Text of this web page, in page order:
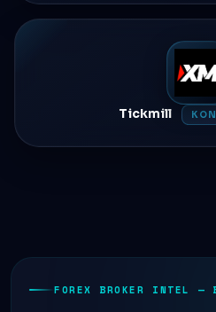
Tickmill
FOREX BROKER INTEL —